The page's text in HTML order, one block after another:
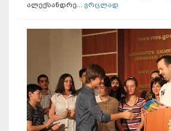
ალექსანდრე... ვრცლად